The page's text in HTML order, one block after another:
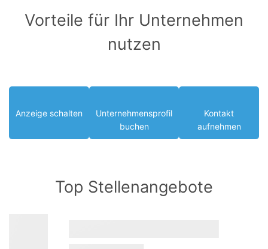
Vorteile für Ihr Unternehmen
nutzen
Anzeige schalten
Unternehmensprofil
buchen
Kontakt
aufnehmen
Top Stellenangebote